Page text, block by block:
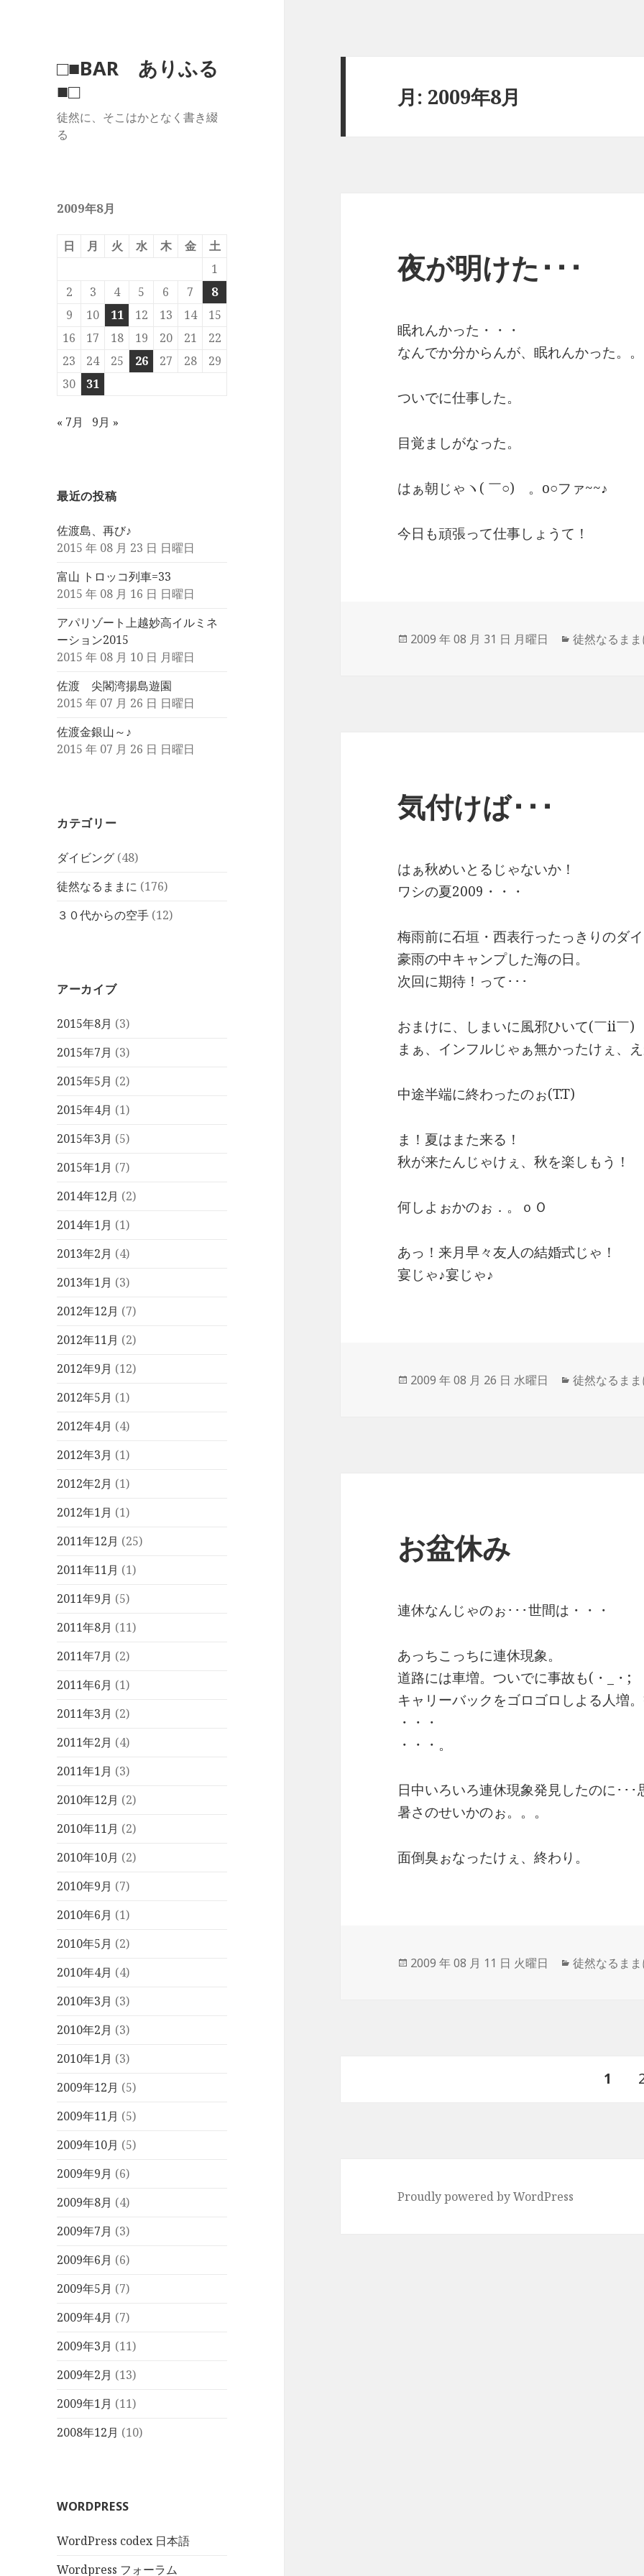
□■BAR ありふる
■□
徒然に、そこはかとなく書き綴
る
2009年8月
日 月 火 水 木 金
土
1
2
3 4 5 6 7
8
9
10 11 12 13 14
15
16
17 18 19 20 21
22
23
24 25 26 27 28
29
30
31
« 7月 9月 »
最近の投稿
佐渡島、再び♪
2015 年 08 月 23 日 日曜日
富山 トロッコ列車=33
2015 年 08 月 16 日 日曜日
アパリゾート上越妙高イルミネ
ーション2015
2015 年 08 月 10 日 月曜日
佐渡 尖閣湾揚島遊園
2015 年 07 月 26 日 日曜日
佐渡金銀山～♪
2015 年 07 月 26 日 日曜日
カテゴリー
ダイビング (48)
徒然なるままに (176)
３０代からの空手 (12)
アーカイブ
2015年8月 (3)
2015年7月 (3)
2015年5月 (2)
2015年4月 (1)
2015年3月 (5)
2015年1月 (7)
2014年12月 (2)
2014年1月 (1)
2013年2月 (4)
2013年1月 (3)
2012年12月 (7)
2012年11月 (2)
2012年9月 (12)
2012年5月 (1)
2012年4月 (4)
2012年3月 (1)
2012年2月 (1)
2012年1月 (1)
2011年12月 (25)
2011年11月 (1)
2011年9月 (5)
2011年8月 (11)
2011年7月 (2)
2011年6月 (1)
2011年3月 (2)
2011年2月 (4)
2011年1月 (3)
2010年12月 (2)
2010年11月 (2)
2010年10月 (2)
2010年9月 (7)
2010年6月 (1)
2010年5月 (2)
2010年4月 (4)
2010年3月 (3)
2010年2月 (3)
2010年1月 (3)
2009年12月 (5)
2009年11月 (5)
2009年10月 (5)
2009年9月 (6)
2009年8月 (4)
2009年7月 (3)
2009年6月 (6)
2009年5月 (7)
2009年4月 (7)
2009年3月 (11)
2009年2月 (13)
2009年1月 (11)
2008年12月 (10)
WORDPRESS
WordPress codex 日本語
Wordpress フォーラム
月: 2009年8月
夜が明けた･･･
眠れんかった・・・
なんでか分からんが、眠れんかった。
ついでに仕事した。
目覚ましがなった。
はぁ朝じゃヽ( ￣○)ゞ。o○ファ~~♪
今日も頑張って仕事しょうて！
投
2009 年 08 月 31 日 月曜日
カ
徒然なるま
気付けば･･･
はぁ秋めいとるじゃないか！
ワシの夏2009・・・
梅雨前に石垣・西表行ったっきりのダ
豪雨の中キャンプした海の日。
次回に期待！って･･･
おまけに、しまいに風邪ひいて(￣ii￣)
まぁ、インフルじゃぁ無かったけぇ、
中途半端に終わったのぉ(T.T)
ま！夏はまた来る！
秋が来たんじゃけぇ、秋を楽しもう！
何しよぉかのぉ．。ｏＯ
あっ！来月早々友人の結婚式じゃ！
宴じゃ♪宴じゃ♪
投
2009 年 08 月 26 日 水曜日
カ
徒然なるま
お盆休み
連休なんじゃのぉ･･･世間は・・・
あっちこっちに連休現象。
道路には車増。ついでに事故も(・_・;
キャリーバックをゴロゴロしよる人増
・・・
・・・。
日中いろいろ連休現象発見したのに･･
暑さのせいかのぉ。。。
面倒臭ぉなったけぇ、終わり。
投
2009 年 08 月 11 日 火曜日
カ
徒然なるま
ペ
1
Proudly powered by WordPress